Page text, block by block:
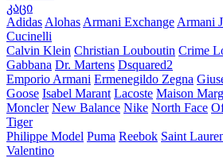
კაცი
Adidas Alohas Armani Exchange Armani
Cucinelli
Calvin Klein Christian Louboutin Crime
Gabbana Dr. Martens Dsquared2
Emporio Armani Ermenegildo Zegna
Goose Isabel Marant Lacoste Maison
Moncler New Balance Nike North Face
Tiger
Philippe Model Puma Reebok Saint
Valentino